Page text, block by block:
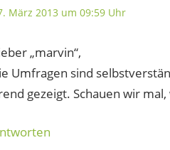
März 2013 um 09:59 Uhr
„marvin“,
Umfragen sind
gezeigt. Schauen wir